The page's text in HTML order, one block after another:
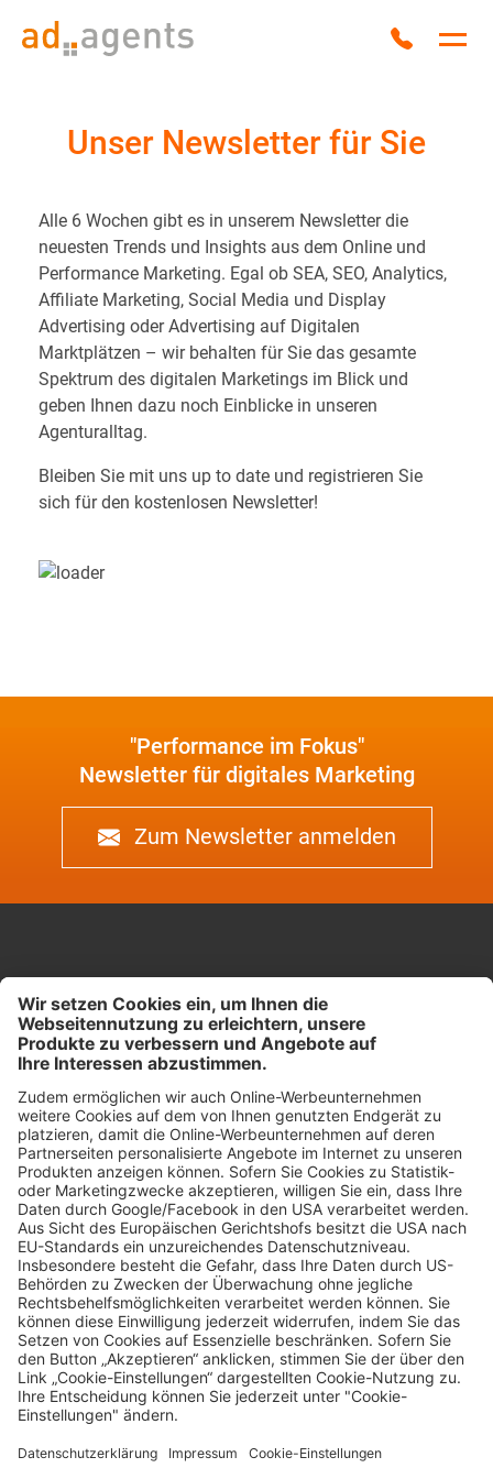
Anrufen
Jetzt Kontakt
Zum
Newsletter
anmelden
Unser Newsletter für Sie
Alle 6 Wochen gibt es in unserem Newsletter die
neuesten Trends und Insights aus dem Online und
Performance Marketing. Egal ob SEA, SEO, Analytics,
Affiliate Marketing, Social Media und Display
Advertising oder Advertising auf Digitalen
Marktplätzen – wir behalten für Sie das gesamte
Spektrum des digitalen Marketings im Blick und
geben Ihnen dazu noch Einblicke in unseren
Agenturalltag.
Bleiben Sie mit uns up to date und registrieren Sie
sich für den kostenlosen Newsletter!
"Performance im Fokus"
Newsletter für digitales Marketing
Zum Newsletter anmelden
Kreuzstrasse 26
8008 Zürich
Impressum & Datenschutz
Cookie-Einstellungen
Our website is accessible..
© 2026 ad agents AG